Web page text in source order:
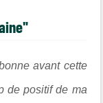
avant cette
de positif de ma